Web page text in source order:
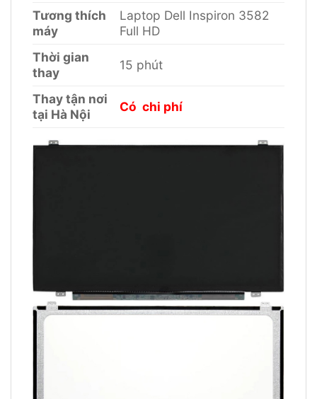
Tương thích
máy
Laptop Dell Inspiron 3582
Full HD
Thời gian
thay
15 phút
Thay tận nơi
tại Hà Nội
Có chi phí